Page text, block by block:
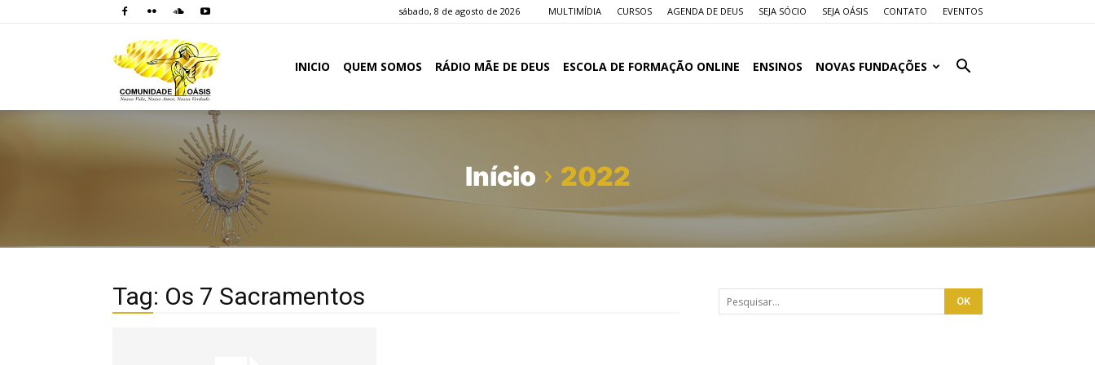
sábado, 8 de agosto de 2026 MULTIMÍDIA CURSOS AGENDA DE DEUS SEJA SÓCIO SEJA OÁSIS CONTATO EVENTOS
Oásis
INICIO QUEM SOMOS RÁDIO MÃE DE DEUS ESCOLA DE FORMAÇÃO ONLINE ENSINOS NOVAS FUNDAÇÕES
Início 2022
Tag: Os 7 Sacramentos